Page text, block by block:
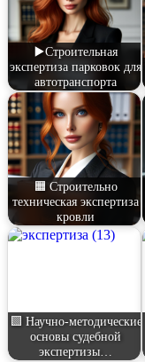
▶️Строительная
экспертиза парковок для
автотранспорта
🟧 Строительно
техническая экспертиза
кровли
🟩 Научно-методические
основы судебной
экспертизы…